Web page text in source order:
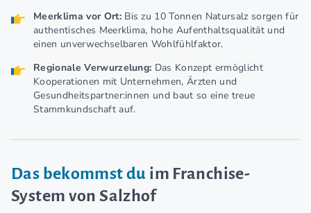
Meerklima vor Ort:Bis zu 10 Tonnen Natursalz sorgen für
authentisches Meerklima, hohe Aufenthaltsqualität und
einen unverwechselbaren Wohlfühlfaktor.
Regionale Verwurzelung: Das Konzept ermöglicht
Kooperationen mit Unternehmen, Ärzten und
Gesundheitspartner:innen und baut so eine treue
Stammkundschaft auf.
Das bekommst du im Franchise-
System von Salzhof